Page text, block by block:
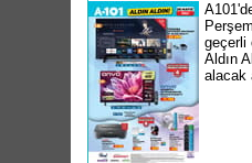
geçerli
Aldın
alacak